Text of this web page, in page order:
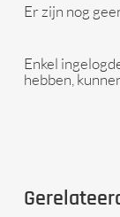
Er zijn nog
Enkel
hebben,